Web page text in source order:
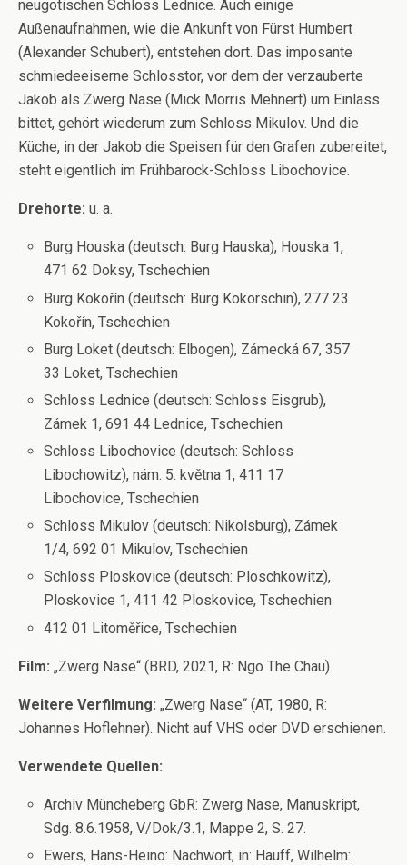
neugotischen Schloss Lednice. Auch einige
Außenaufnahmen, wie die Ankunft von Fürst Humbert
(Alexander Schubert), entstehen dort. Das imposante
schmiedeeiserne Schlosstor, vor dem der verzauberte
Jakob als Zwerg Nase (Mick Morris Mehnert) um Einlass
bittet, gehört wiederum zum Schloss Mikulov. Und die
Küche, in der Jakob die Speisen für den Grafen zubereitet,
steht eigentlich im Frühbarock-Schloss Libochovice.
Drehorte: u. a.
Burg Houska (deutsch: Burg Hauska), Houska 1,
471 62 Doksy, Tschechien
Burg Kokořín (deutsch: Burg Kokorschin), 277 23
Kokořín, Tschechien
Burg Loket (deutsch: Elbogen), Zámecká 67, 357
33 Loket, Tschechien
Schloss Lednice (deutsch: Schloss Eisgrub),
Zámek 1, 691 44 Lednice, Tschechien
Schloss Libochovice (deutsch: Schloss
Libochowitz), nám. 5. května 1, 411 17
Libochovice, Tschechien
Schloss Mikulov (deutsch: Nikolsburg), Zámek
1/4, 692 01 Mikulov, Tschechien
Schloss Ploskovice (deutsch: Ploschkowitz),
Ploskovice 1, 411 42 Ploskovice, Tschechien
412 01 Litoměřice, Tschechien
Film: „Zwerg Nase“ (BRD, 2021, R: Ngo The Chau).
Weitere Verfilmung: „Zwerg Nase“ (AT, 1980, R:
Johannes Hoflehner). Nicht auf VHS oder DVD erschienen.
Verwendete Quellen:
Archiv Müncheberg GbR: Zwerg Nase, Manuskript,
Sdg. 8.6.1958, V/Dok/3.1, Mappe 2, S. 27.
Ewers, Hans-Heino: Nachwort, in: Hauff, Wilhelm: